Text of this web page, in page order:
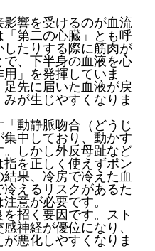
響を受けるのが血流
第二の心臓」とも呼
たりする際に筋肉が
、下半身の血液を心
」を発揮していま
先に届いた血液が戻
が生じやすくなりま
動静脈吻合（どうじ
中しており、動かす
しかし外反母趾など
を正しく使えずポン
果、冷房で冷えた血
えるリスクがあるた
意が必要です。
招く要因です。スト
神経が優位になり、
悪化しやすくなりま